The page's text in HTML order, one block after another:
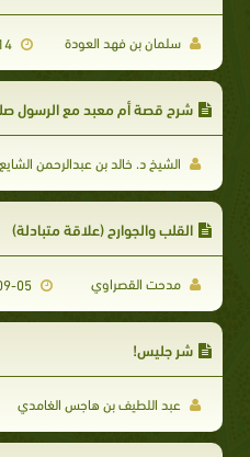
سلمان بن فهد العودة 2016-08-14
شرح قصة أم معبد مع الرسول
الشيخ د. خالد بن عبدالرحمن الشايع
القلب والجوارح (علاقة متبادلة)
مدحت القصراوي 2015-09-05
شر جليس!
عبد اللطيف بن هاجس الغامدي